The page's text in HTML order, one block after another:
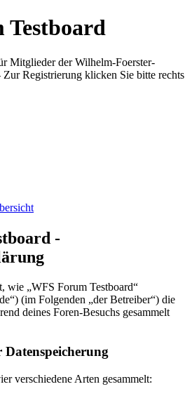
Testboard
Mitglieder der Wilhelm-Foerster-
Registrierung klicken Sie bitte rechts
-
wie „WFS Forum Testboard“
(im Folgenden „der Betreiber“) die
deines Foren-Besuchs gesammelt
verschiedene Arten gesammelt: